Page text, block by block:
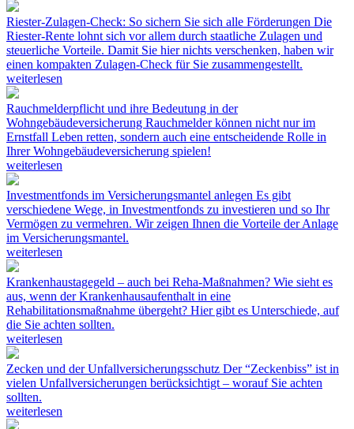
Riester-Zulagen-Check: So sichern Sie sich alle Förderungen Die
Riester-Rente lohnt sich vor allem durch staatliche Zulagen und
steuerliche Vorteile. Damit Sie hier nichts verschenken, haben wir
einen kompakten Zulagen-Check für Sie zusammengestellt.
weiterlesen
Rauchmelderpflicht und ihre Bedeutung in der
Wohngebäudeversicherung Rauchmelder können nicht nur im
Ernstfall Leben retten, sondern auch eine entscheidende Rolle in
Ihrer Wohngebäudeversicherung spielen!
weiterlesen
Investmentfonds im Versicherungsmantel anlegen Es gibt
verschiedene Wege, in Investmentfonds zu investieren und so Ihr
Vermögen zu vermehren. Wir zeigen Ihnen die Vorteile der Anlage
im Versicherungsmantel.
weiterlesen
Krankenhaustagegeld – auch bei Reha-Maßnahmen? Wie sieht es
aus, wenn der Krankenhausaufenthalt in eine
Rehabilitationsmaßnahme übergeht? Hier gibt es Unterschiede, auf
die Sie achten sollten.
weiterlesen
Zecken und der Unfallversicherungsschutz Der “Zeckenbiss” ist in
vielen Unfallversicherungen berücksichtigt – worauf Sie achten
sollten.
weiterlesen